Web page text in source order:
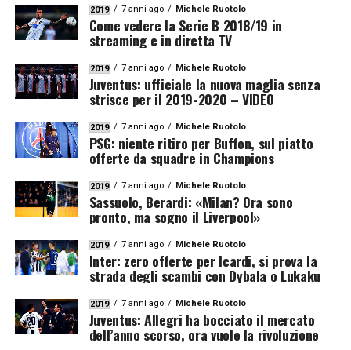
2019 7 anni ago Michele Ruotolo
Come vedere la Serie B 2018/19 in
streaming e in diretta TV
2019 7 anni ago Michele Ruotolo
Juventus: ufficiale la nuova maglia senza
strisce per il 2019-2020 – VIDEO
2019 7 anni ago Michele Ruotolo
PSG: niente ritiro per Buffon, sul piatto
offerte da squadre in Champions
2019 7 anni ago Michele Ruotolo
Sassuolo, Berardi: «Milan? Ora sono
pronto, ma sogno il Liverpool»
2019 7 anni ago Michele Ruotolo
Inter: zero offerte per Icardi, si prova la
strada degli scambi con Dybala o Lukaku
2019 7 anni ago Michele Ruotolo
Juventus: Allegri ha bocciato il mercato
dell’anno scorso, ora vuole la rivoluzione